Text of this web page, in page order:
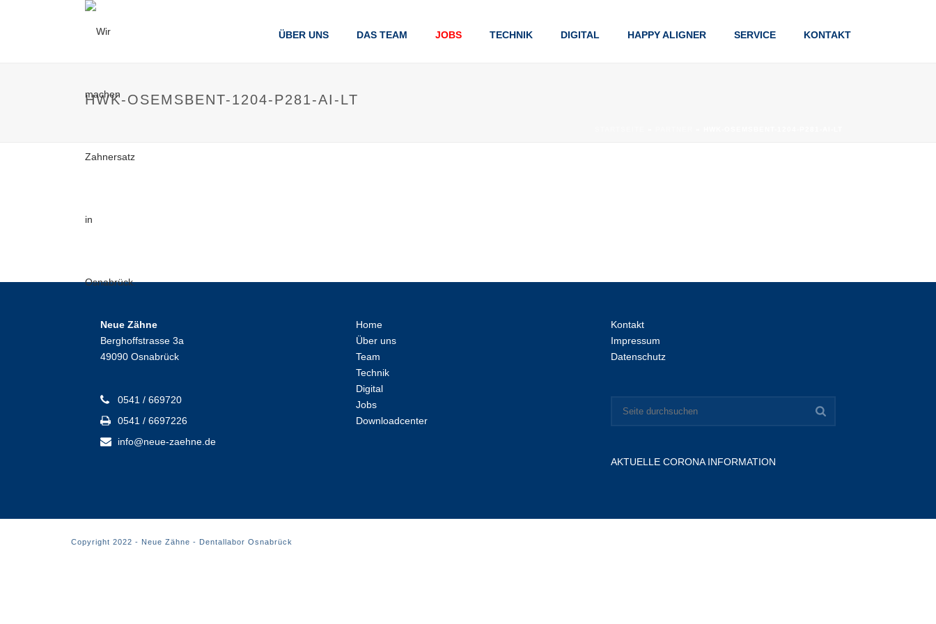
ÜBER UNS DAS TEAM JOBS TECHNIK DIGITAL HAPPY ALIGNER SERVICE KONTAKT
HWK-OSEMSBENT-1204-P281-AI-LT
Neue Zähne
Berghoffstrasse 3a
49090 Osnabrück
0541 / 669720
0541 / 6697226
info@neue-zaehne.de
Home
Über uns
Team
Technik
Digital
Jobs
Downloadcenter
Kontakt
Impressum
Datenschutz
AKTUELLE CORONA INFORMATION
Copyright 2022 - Neue Zähne - Dentallabor Osnabrück